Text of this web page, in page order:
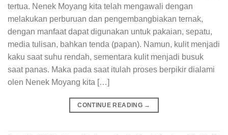
tertua. Nenek Moyang kita telah mengawali dengan
melakukan perburuan dan pengembangbiakan ternak,
dengan manfaat dapat digunakan untuk pakaian, sepatu,
media tulisan, bahkan tenda (papan). Namun, kulit menjadi
kaku saat suhu rendah, sementara kulit menjadi busuk
saat panas. Maka pada saat itulah proses berpikir dialami
olen Nenek Moyang kita […]
CONTINUE READING →